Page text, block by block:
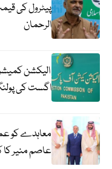
الرحمان
اگست کی
معاہدے کو
عاصم منیر کا